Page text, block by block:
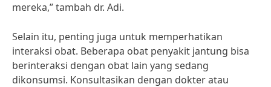
mereka,” tambah dr. Adi.
Selain itu, penting juga untuk memperhatikan
interaksi obat. Beberapa obat penyakit jantung bisa
berinteraksi dengan obat lain yang sedang
dikonsumsi. Konsultasikan dengan dokter atau